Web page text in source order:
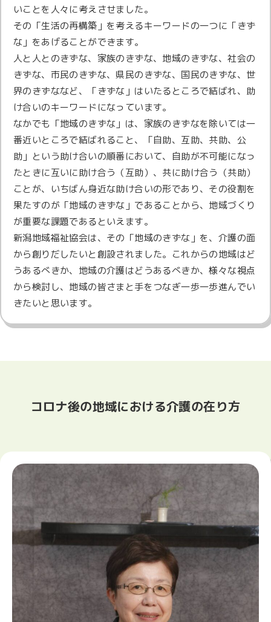
いことを人々に考えさせました。
その「生活の再構築」を考えるキーワードの一つに「きず
な」をあげることができます。
人と人とのきずな、家族のきずな、地域のきずな、社会の
きずな、市民のきずな、県民のきずな、国民のきずな、世
界のきずななど、「きずな」はいたるところで結ばれ、助
け合いのキーワードになっています。
なかでも「地域のきずな」は、家族のきずなを除いては一
番近いところで結ばれること、「自助、互助、共助、公
助」という助け合いの順番において、自助が不可能になっ
たときに互いに助け合う（互助）、共に助け合う（共助）
ことが、いちばん身近な助け合いの形であり、その役割を
果たすのが「地域のきずな」であることから、地域づくり
が重要な課題であるといえます。
新潟地域福祉協会は、その「地域のきずな」を、介護の面
から創りだしたいと創設されました。これからの地域はど
うあるべきか、地域の介護はどうあるべきか、様々な視点
から検討し、地域の皆さまと手をつなぎ一歩一歩進んでい
きたいと思います。
コロナ後の地域における介護の在り方